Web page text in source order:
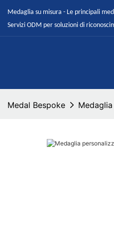
Medaglia su misura - Le principali
Servizi ODM per soluzioni di
Medal Bespoke